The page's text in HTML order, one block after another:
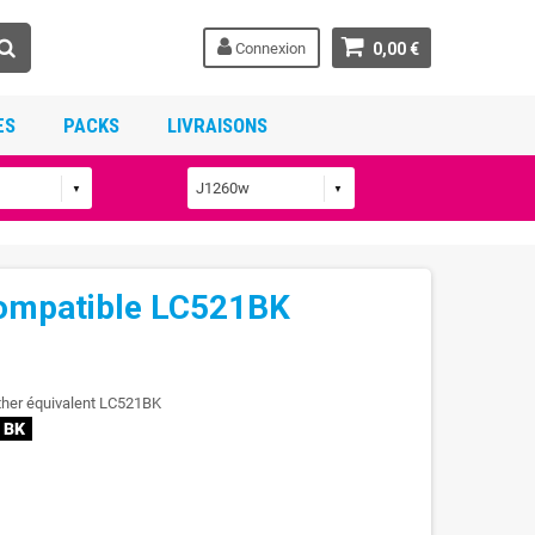
0,00 €
Connexion
PACKS LIVRAISONS
LC521BK
équivalent LC521BK